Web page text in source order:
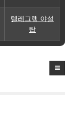
텔레그램 야설
탑